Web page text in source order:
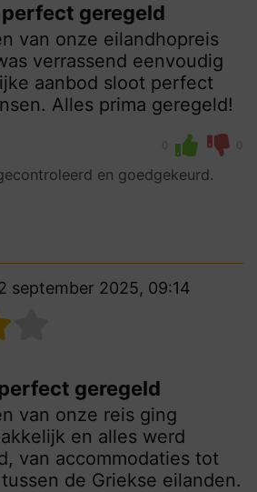
geregeld
van onze eilandhopreis
verrassend eenvoudig
aanbod sloot perfect
Alles prima geregeld!
0 0
en goedgekeurd.
september 2025, 09:14
geregeld
van onze reis ging
en alles werd
van accommodaties tot
de Griekse eilanden.